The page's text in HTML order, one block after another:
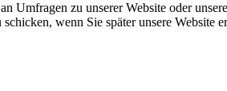
Umfragen zu unserer Website oder
wenn Sie später unsere Website